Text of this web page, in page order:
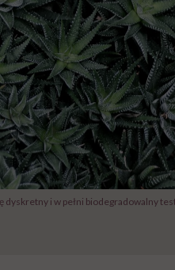
i w pełni biodegradowalny